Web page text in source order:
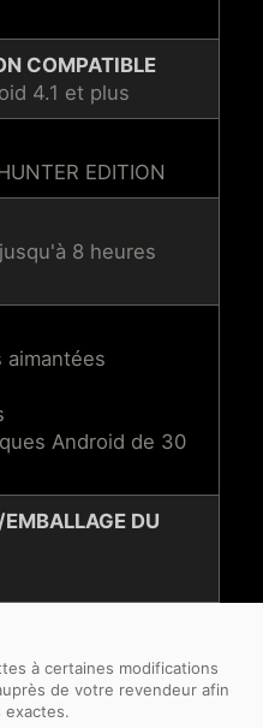
COMPATIBLE
4.1 et plus
EDITION
8 heures
aimantées
Android de 30
DU
à certaines modifications
de votre revendeur afin
exactes.